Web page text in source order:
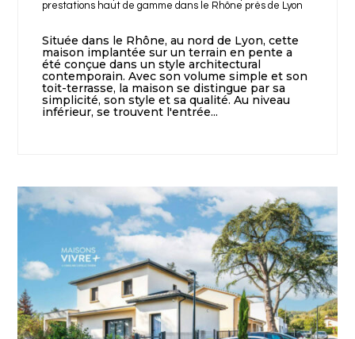
prestations haut de gamme dans le Rhône près de Lyon
Située dans le Rhône, au nord de Lyon, cette
maison implantée sur un terrain en pente a
été conçue dans un style architectural
contemporain. Avec son volume simple et son
toit-terrasse, la maison se distingue par sa
simplicité, son style et sa qualité. Au niveau
inférieur, se trouvent l'entrée...